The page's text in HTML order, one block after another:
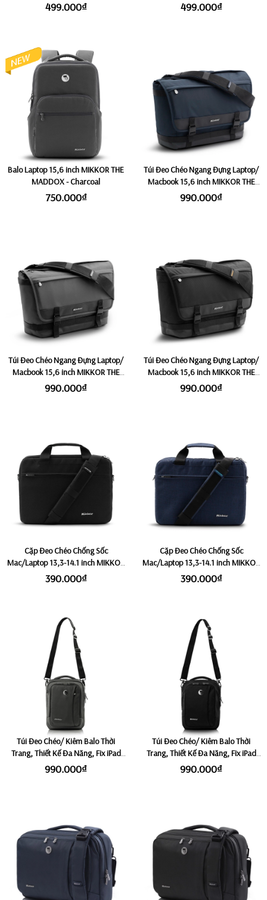
499.000₫ 499.000₫
Balo Laptop 15,6 inch MIKKOR THE
MADDOX - Charcoal
750.000₫
Túi Đeo Chéo Ngang Đựng Laptop/
Macbook 15,6 inch MIKKOR THE
FELIX - Dark Navy
990.000₫
Túi Đeo Chéo Ngang Đựng Laptop/
Macbook 15,6 inch MIKKOR THE
FELIX - Dark Tan
990.000₫
Túi Đeo Chéo Ngang Đựng Laptop/
Macbook 15,6 inch MIKKOR THE
FELIX - Black
990.000₫
Cặp Đeo Chéo Chống Sốc
Mac/Laptop 13,3-14.1 inch MIKKOR
THE ARCHILLES - Black
390.000₫
Cặp Đeo Chéo Chống Sốc
Mac/Laptop 13,3-14.1 inch MIKKOR
THE ARCHILLES - Navy
390.000₫
Túi Đeo Chéo/ Kiêm Balo Thời
Trang, Thiết Kế Đa Năng, Fix iPad
9.7 inch Mikkor The Gibson Sling -
990.000₫
Túi Đeo Chéo/ Kiêm Balo Thời
Trang, Thiết Kế Đa Năng, Fix iPad
9.7 inch Mikkor The Gibson Sling -
990.000₫